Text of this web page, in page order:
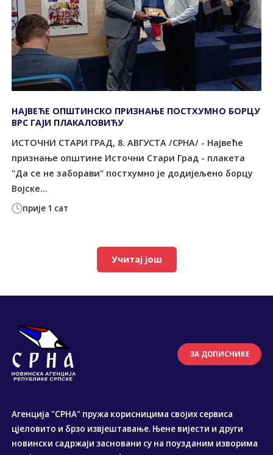
прије 1 сат
НАЈВЕЋЕ ОПШТИНСКО ПРИЗНАЊЕ ПОСТХУМНО БОРЦУ
ВРС ГАЈИ ПЛАКАЛОВИЋУ
ИСТОЧНИ СТАРИ ГРАД, 8. АВГУСТА /СРНА/ - Највеће
признање општине Источни Стари Град - плакета
"Да се не заборави" постхумно је додијељено борцу
Војске...
Учитај још
ЗА ДОПИСНИКЕ
Агенција "СРНА" пружа корисницима својих сервиса
цјеловито и брзо извјештавање. Њене вијести и други
новински садржаји засновани су на поузданим изворима